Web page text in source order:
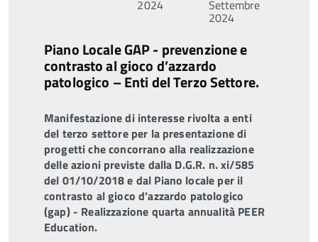
2024 Settembre
2024
Piano Locale GAP - prevenzione e
contrasto al gioco d’azzardo
patologico – Enti del Terzo Settore.
Manifestazione di interesse rivolta a enti
del terzo settore per la presentazione di
progetti che concorrano alla realizzazione
delle azioni previste dalla D.G.R. n. xi/585
del 01/10/2018 e dal Piano locale per il
contrasto al gioco d’azzardo patologico
(gap) - Realizzazione quarta annualità PEER
Education.